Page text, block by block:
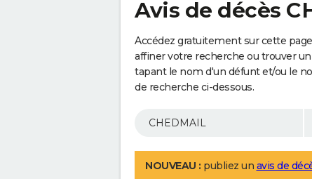
Avis de décès
Accédez gratuitement sur cette
affiner votre recherche ou trouver
tapant le nom d'un défunt et/ou le
de recherche ci-dessous.
NOUVEAU : publiez un avis de